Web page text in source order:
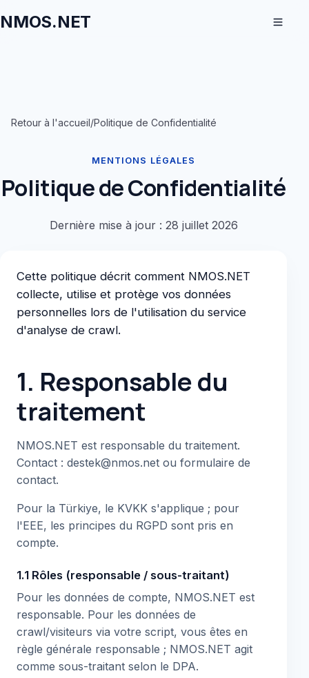
NMOS.NET
Retour à l'accueil/Politique de Confidentialité
MENTIONS LÉGALES
Politique de Confidentialité
Dernière mise à jour : 28 juillet 2026
Cette politique décrit comment NMOS.NET
collecte, utilise et protège vos données
personnelles lors de l'utilisation du service
d'analyse de crawl.
1. Responsable du
traitement
NMOS.NET est responsable du traitement.
Contact : destek@nmos.net ou formulaire de
contact.
Pour la Türkiye, le KVKK s'applique ; pour
l'EEE, les principes du RGPD sont pris en
compte.
1.1 Rôles (responsable / sous-traitant)
Pour les données de compte, NMOS.NET est
responsable. Pour les données de
crawl/visiteurs via votre script, vous êtes en
règle générale responsable ; NMOS.NET agit
comme sous-traitant selon le DPA.